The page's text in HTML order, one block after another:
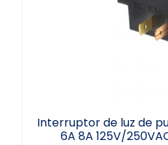
Interruptor de luz de
6A 8A 125V/